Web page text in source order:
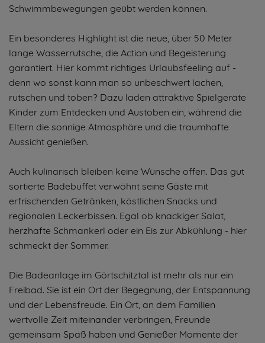
Schwimmbewegungen geübt werden können.
Ein besonderes Highlight ist die neue, über 50 Meter
lange Wasserrutsche, die Action und Begeisterung
garantiert. Hier kommt richtiges Urlaubsfeeling auf -
denn wo sonst kann man so unbeschwert lachen,
rutschen und toben? Dazu laden attraktive Spielgeräte
Kinder zum Entdecken und Austoben ein, während die
Eltern die sonnige Atmosphäre und die traumhafte
Aussicht genießen.
Auch kulinarisch bleiben keine Wünsche offen. Das gut
sortierte Badebuffet verwöhnt seine Gäste mit
erfrischenden Getränken, köstlichen Snacks und
regionalen Leckerbissen. Egal ob knackiger Salat,
herzhafte Schmankerl oder ein Eis zur Abkühlung - hier
schmeckt der Sommer.
Die Badeanlage im Görtschitztal ist mehr als nur ein
Freibad. Sie ist ein Ort der Begegnung, der Entspannung
und der Lebensfreude. Ein Ort, an dem Familien
wertvolle Zeit miteinander verbringen, Freunde
gemeinsam Spaß haben und Genießer Momente der